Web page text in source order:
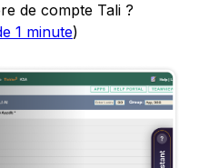
de compte Tali ?
1 minute)